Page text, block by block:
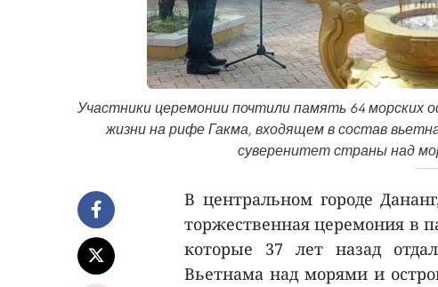
Участники церемонии почтили память 64 морских
жизни на рифе Гакма, входящем в состав
суверенитет страны над
В центральном городе
торжественная церемония в
которые 37 лет назад
Вьетнама над морями и